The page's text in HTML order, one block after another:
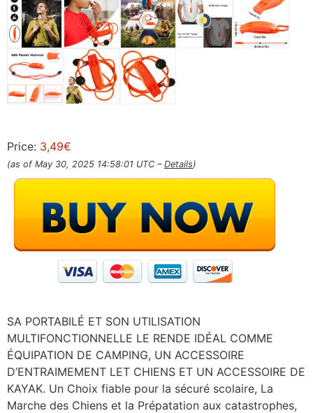
Price: 3,49€
(as of May 30, 2025 14:58:01 UTC – Details)
SA PORTABILÉ ET SON UTILISATION
MULTIFONCTIONNELLE LE RENDE IDÉAL COMME
ÉQUIPATION DE CAMPING, UN ACCESSOIRE
D’ENTRAIMEMENT LET CHIENS ET UN ACCESSOIRE DE
KAYAK. Un Choix fiable pour la sécuré scolaire, La
Marche des Chiens et la Prépatation aux catastrophes,